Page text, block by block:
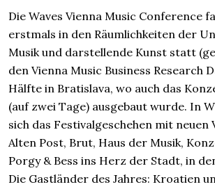
Die Waves Vienna Music Conference
erstmals in den Räumlichkeiten der
Musik und darstellende Kunst statt
den Vienna Music Business Research
Hälfte in Bratislava, wo auch das
(auf zwei Tage) ausgebaut wurde. In
sich das Festivalgeschehen mit neuen
Alten Post, Brut, Haus der Musik,
Porgy & Bess ins Herz der Stadt, in
Die Gastländer des Jahres: Kroatien